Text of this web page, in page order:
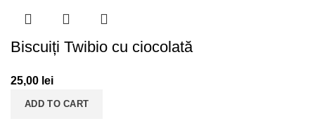
Biscuiți Twibio cu ciocolată
25,00 lei
ADD TO CART